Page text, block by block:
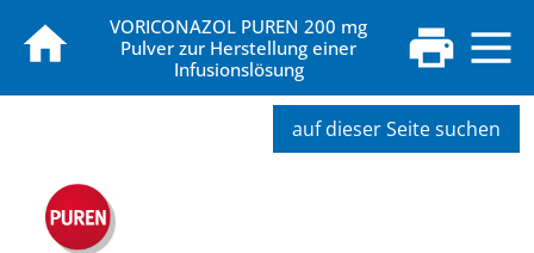
VORICONAZOL PUREN 200 mg
Pulver zur Herstellung einer
Infusionslösung
auf dieser Seite suchen